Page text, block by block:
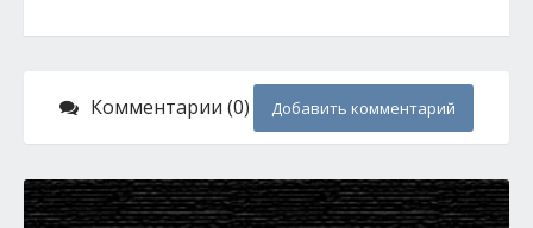
Комментарии (0) Добавить комментарий